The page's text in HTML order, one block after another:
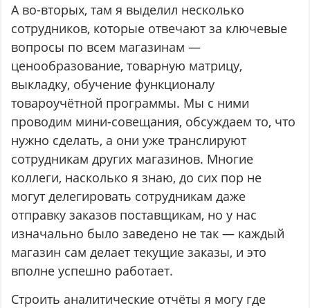
А во-вторых, там я выделил несколько
сотрудников, которые отвечают за ключевые
вопросы по всем магазинам —
ценообразование, товарную матрицу,
выкладку, обучение функционалу
товароучётной программы. Мы с ними
проводим мини-совещания, обсуждаем то, что
нужно сделать, а они уже транслируют
сотрудникам других магазинов. Многие
коллеги, насколько я знаю, до сих пор не
могут делегировать сотрудникам даже
отправку заказов поставщикам, но у нас
изначально было заведено не так — каждый
магазин сам делает текущие заказы, и это
вполне успешно работает.
Строить аналитические отчёты я могу где